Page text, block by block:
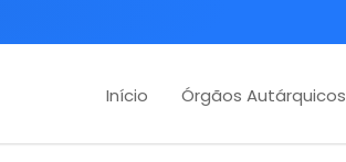
Início Órgãos Autárquicos